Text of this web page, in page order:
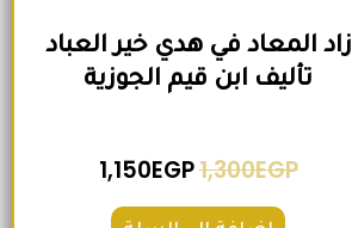
زاد المعاد في هدي خير العباد
تأليف ابن قيم الجوزية
1,300EGP
1,150EGP